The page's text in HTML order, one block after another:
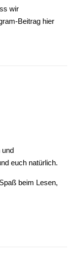
wir
Beitrag hier
und
euch natürlich.
beim Lesen,